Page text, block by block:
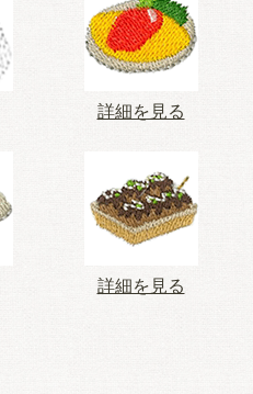
詳細を見る
詳細を見る